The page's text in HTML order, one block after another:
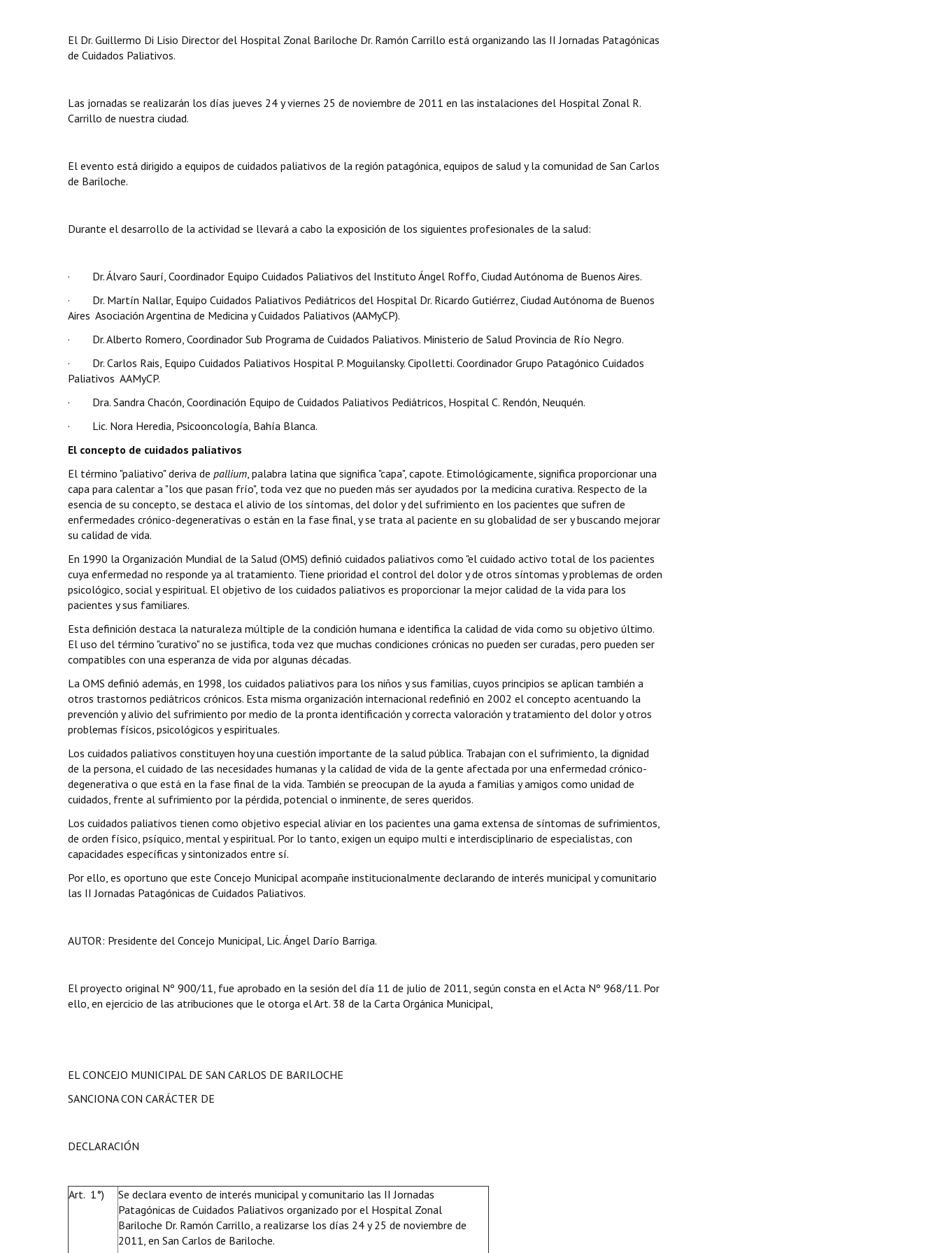
El Dr. Guillermo Di Lisio Director del Hospital Zonal Bariloche Dr. Ramón Carrillo está organizando las II Jornadas Patagónicas
de Cuidados Paliativos.
Las jornadas se realizarán los días jueves 24 y viernes 25 de noviembre de 2011 en las instalaciones del Hospital Zonal R.
Carrillo de nuestra ciudad.
El evento está dirigido a equipos de cuidados paliativos de la región patagónica, equipos de salud y la comunidad de San Carlos
de Bariloche.
Durante el desarrollo de la actividad se llevará a cabo la exposición de los siguientes profesionales de la salud:
· Dr. Álvaro Saurí, Coordinador Equipo Cuidados Paliativos del Instituto Ángel Roffo, Ciudad Autónoma de Buenos Aires.
· Dr. Martín Nallar, Equipo Cuidados Paliativos Pediátricos del Hospital Dr. Ricardo Gutiérrez, Ciudad Autónoma de Buenos
Aires  Asociación Argentina de Medicina y Cuidados Paliativos (AAMyCP).
· Dr. Alberto Romero, Coordinador Sub Programa de Cuidados Paliativos. Ministerio de Salud Provincia de Río Negro.
· Dr. Carlos Rais, Equipo Cuidados Paliativos Hospital P. Moguilansky. Cipolletti. Coordinador Grupo Patagónico Cuidados
Paliativos  AAMyCP.
· Dra. Sandra Chacón, Coordinación Equipo de Cuidados Paliativos Pediátricos, Hospital C. Rendón, Neuquén.
· Lic. Nora Heredia, Psicooncología, Bahía Blanca.
El concepto de cuidados paliativos
El término "paliativo" deriva de pallium, palabra latina que significa "capa", capote. Etimológicamente, significa proporcionar una
capa para calentar a "los que pasan frío", toda vez que no pueden más ser ayudados por la medicina curativa. Respecto de la
esencia de su concepto, se destaca el alivio de los síntomas, del dolor y del sufrimiento en los pacientes que sufren de
enfermedades crónico-degenerativas o están en la fase final, y se trata al paciente en su globalidad de ser y buscando mejorar
su calidad de vida.
En 1990 la Organización Mundial de la Salud (OMS) definió cuidados paliativos como "el cuidado activo total de los pacientes
cuya enfermedad no responde ya al tratamiento. Tiene prioridad el control del dolor y de otros síntomas y problemas de orden
psicológico, social y espiritual. El objetivo de los cuidados paliativos es proporcionar la mejor calidad de la vida para los
pacientes y sus familiares.
Esta definición destaca la naturaleza múltiple de la condición humana e identifica la calidad de vida como su objetivo último.
El uso del término "curativo" no se justifica, toda vez que muchas condiciones crónicas no pueden ser curadas, pero pueden ser
compatibles con una esperanza de vida por algunas décadas.
La OMS definió además, en 1998, los cuidados paliativos para los niños y sus familias, cuyos principios se aplican también a
otros trastornos pediátricos crónicos. Esta misma organización internacional redefinió en 2002 el concepto acentuando la
prevención y alivio del sufrimiento por medio de la pronta identificación y correcta valoración y tratamiento del dolor y otros
problemas físicos, psicológicos y espirituales.
Los cuidados paliativos constituyen hoy una cuestión importante de la salud pública. Trabajan con el sufrimiento, la dignidad
de la persona, el cuidado de las necesidades humanas y la calidad de vida de la gente afectada por una enfermedad crónico-
degenerativa o que está en la fase final de la vida. También se preocupan de la ayuda a familias y amigos como unidad de
cuidados, frente al sufrimiento por la pérdida, potencial o inminente, de seres queridos.
Los cuidados paliativos tienen como objetivo especial aliviar en los pacientes una gama extensa de síntomas de sufrimientos,
de orden físico, psíquico, mental y espiritual. Por lo tanto, exigen un equipo multi e interdisciplinario de especialistas, con
capacidades específicas y sintonizados entre sí.
Por ello, es oportuno que este Concejo Municipal acompañe institucionalmente declarando de interés municipal y comunitario
las II Jornadas Patagónicas de Cuidados Paliativos.
AUTOR: Presidente del Concejo Municipal, Lic. Ángel Darío Barriga.
El proyecto original Nº 900/11, fue aprobado en la sesión del día 11 de julio de 2011, según consta en el Acta Nº 968/11. Por
ello, en ejercicio de las atribuciones que le otorga el Art. 38 de la Carta Orgánica Municipal,
EL CONCEJO MUNICIPAL DE SAN CARLOS DE BARILOCHE
SANCIONA CON CARÁCTER DE
DECLARACIÓN
Art. 1°)
Se declara evento de interés municipal y comunitario las II Jornadas
Patagónicas de Cuidados Paliativos organizado por el Hospital Zonal
Bariloche Dr. Ramón Carrillo, a realizarse los días 24 y 25 de noviembre de
2011, en San Carlos de Bariloche.